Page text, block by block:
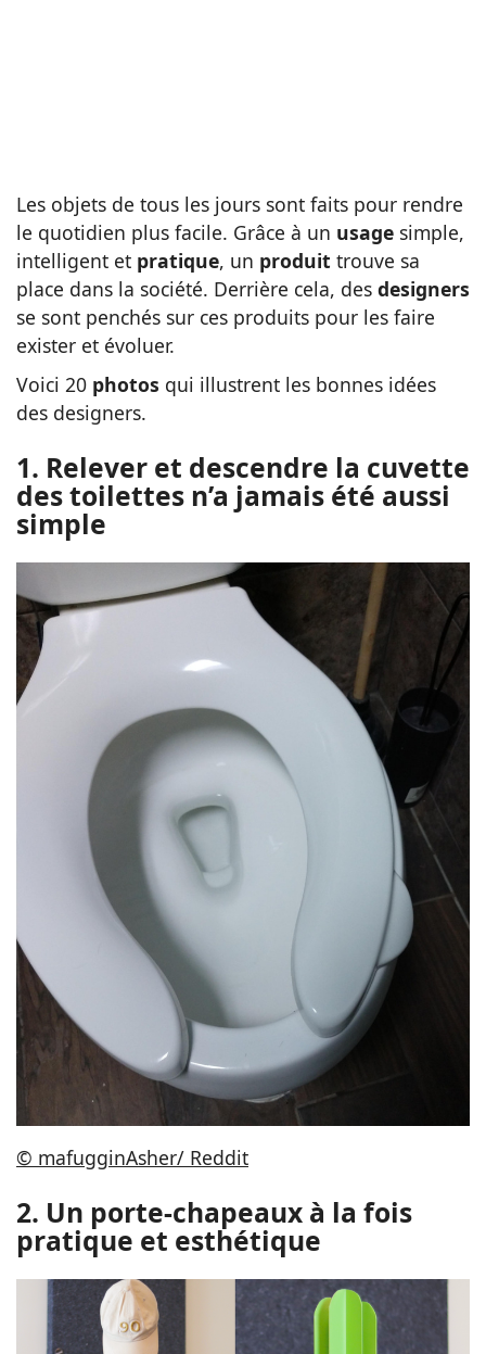
Les objets de tous les jours sont faits pour rendre
le quotidien plus facile. Grâce à un usage simple,
intelligent et pratique, un produit trouve sa
place dans la société. Derrière cela, des designers
se sont penchés sur ces produits pour les faire
exister et évoluer.
Voici 20 photos qui illustrent les bonnes idées
des designers.
1. Relever et descendre la cuvette
des toilettes n’a jamais été aussi
simple
© mafugginAsher/ Reddit
2. Un porte-chapeaux à la fois
pratique et esthétique